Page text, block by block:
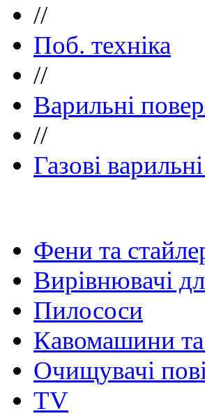
//
Поб. техніка
//
Варильні
//
Газові
Фени та
Вирівнювачі
Пилососи
Кавомашини
Очищувачі
TV